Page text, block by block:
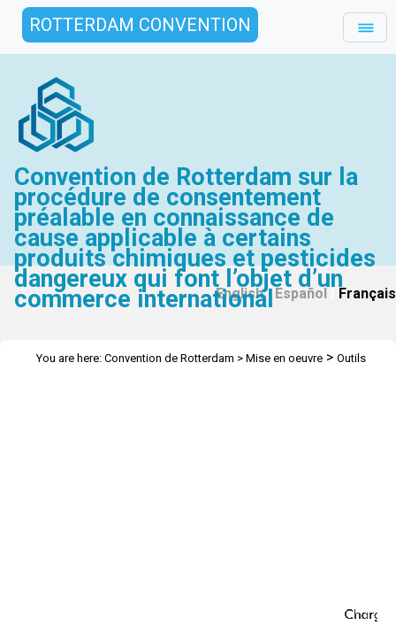
ROTTERDAM CONVENTION
Convention de Rotterdam sur la
procédure de consentement
préalable en connaissance de
cause applicable à certains
produits chimiques et pesticides
dangereux qui font l’objet d’un
commerce international
English| Español Français
You are here: Convention de Rotterdam > Mise en oeuvre > Outils